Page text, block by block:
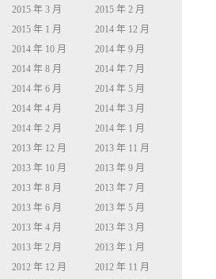
2015 年 3 月
2015 年 2 月
2015 年 1 月
2014 年 12 月
2014 年 10 月
2014 年 9 月
2014 年 8 月
2014 年 7 月
2014 年 6 月
2014 年 5 月
2014 年 4 月
2014 年 3 月
2014 年 2 月
2014 年 1 月
2013 年 12 月
2013 年 11 月
2013 年 10 月
2013 年 9 月
2013 年 8 月
2013 年 7 月
2013 年 6 月
2013 年 5 月
2013 年 4 月
2013 年 3 月
2013 年 2 月
2013 年 1 月
2012 年 12 月
2012 年 11 月